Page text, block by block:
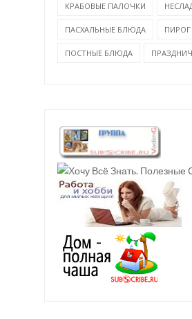
КРАБОВЫЕ ПАЛОЧКИ
ПАСХАЛЬНЫЕ БЛЮДА ПИРОГ
ПОСТНЫЕ БЛЮДА